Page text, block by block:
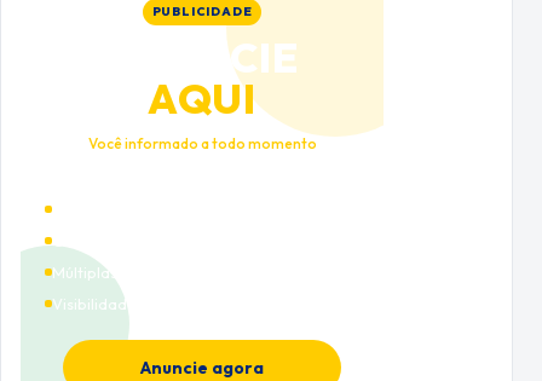
PUBLICIDADE
ANUNCIE
AQUI
Você informado a todo momento
Cobertura nacional
Múltiplas categorias
Visibilidade premium
Anuncie agora